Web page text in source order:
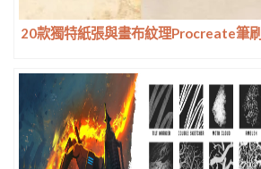
20款獨特紙張與畫布紋理Procreate筆刷